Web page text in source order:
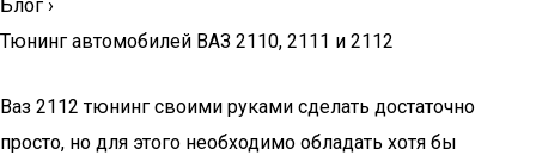
Блог ›
Тюнинг автомобилей ВАЗ 2110, 2111 и 2112
Ваз 2112 тюнинг своими руками сделать достаточно
просто, но для этого необходимо обладать хотя бы